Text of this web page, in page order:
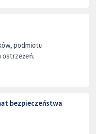
podmiotu
ostrzeżeń.
bezpieczeństwa